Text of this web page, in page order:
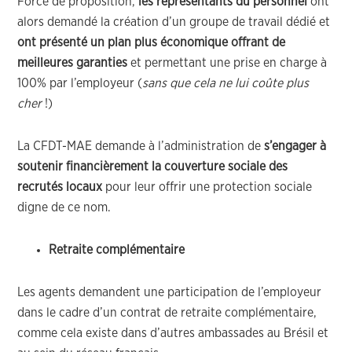
alors demandé la création d’un groupe de travail dédié et
ont présenté un plan plus économique offrant de
meilleures garanties et permettant une prise en charge à
100% par l’employeur (sans que cela ne lui coûte plus
cher!)
La CFDT-MAE demande à l’administration des’engager à
soutenir financièrement la couverture sociale des
recrutés locaux pour leur offrir une protection sociale
digne de ce nom.
Retraite complémentaire
Les agents demandent une participation de l’employeur
dans le cadre d’un contrat de retraite complémentaire,
comme cela existe dans d’autres ambassades au Brésil et